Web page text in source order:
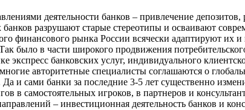
деятельности банков – привлечение
банков разрушают старые стереотипы и осваивают
финансового рынка России всячески адаптируют их
было в части широкого продвижения
экспресс банковских услуг, индивидуального
авторитетные специалисты соглашаются о
и сами банки за последние 3-5 лет существенно
в самостоятельных игроков, в партнеров и
– инвестиционная деятельность банков и